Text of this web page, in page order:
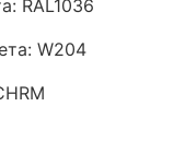
RAL1036
W204